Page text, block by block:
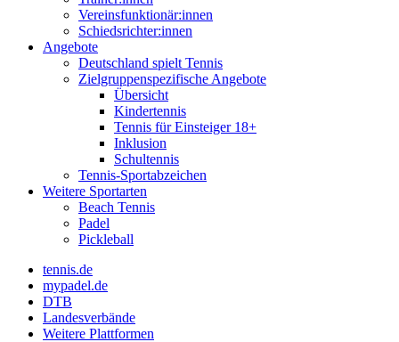
Vereinsfunktionär:innen
Schiedsrichter:innen
Angebote
Deutschland spielt Tennis
Zielgruppenspezifische Angebote
Übersicht
Kindertennis
Tennis für Einsteiger 18+
Inklusion
Schultennis
Tennis-Sportabzeichen
Weitere Sportarten
Beach Tennis
Padel
Pickleball
tennis.de
mypadel.de
DTB
Landesverbände
Weitere Plattformen